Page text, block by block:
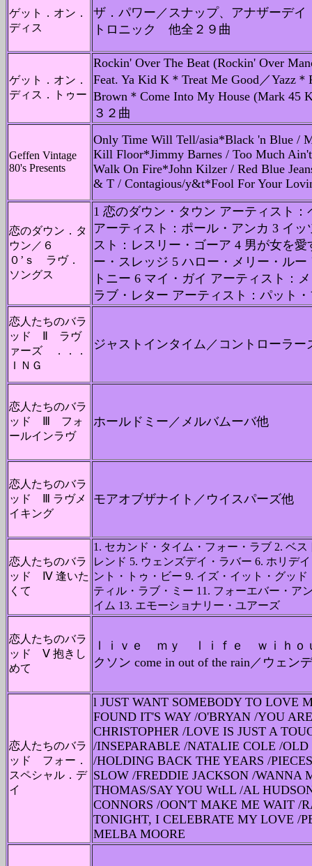
ゲット．オン．
ディス
ザ．パワー／スナップ、アナザーデ
トロニック 他全２９曲
ゲット．オン．
ディス．トゥー
Rockin' Over The Beat (Rockin' Over
Feat. Ya Kid K＊Treat Me Good／Yazz
Brown＊Come Into My House (Mark 45
３２曲
Geffen Vintage
80's Presents
Only Time Will Tell/asia*Black 'n Blue /
Kill Floor*Jimmy Barnes / Too Much
Walk On Fire*John Kilzer / Red Blue
& T / Contagious/y&t*Fool For Your
恋のダウン．タ
ウン／６
０’ｓ ラヴ．
ソングス
1 恋のダウン・タウン アーティスト
アーティスト：ポール・アンカ 3 イ
スト：レスリー・ゴーア 4 男が女を
ー・スレッジ 5 ハロー・メリー・ル
トニー 6 マイ・ガイ アーティスト：
ラブ・レター アーティスト：パット
恋人たちのバラ
ッド Ⅱ ラヴ
ァーズ ．．．
ＩＮＧ
ジャストインタイム／コントローラー
恋人たちのバラ
ッド Ⅲ フォ
ールインラヴ
ホールドミー／メルバムーバ他
恋人たちのバラ
ッド Ⅲ ラヴメ
イキング
モアオブザナイト／ウイスパーズ他
恋人たちのバラ
ッド Ⅳ 逢いた
くて
1. セカンド・タイム・フォー・ラブ 2. ベ
レンド 5. ウェンズデイ・ラバー 6. ホリデ
ント・トゥ・ビー 9. イズ・イット・グッ
ティル・ラブ・ミー 11. フォーエバー・ア
イム 13. エモーショナリー・ユアーズ
恋人たちのバラ
ッド Ⅴ 抱きし
めて
ｌｉｖｅ ｍｙ ｌｉｆｅ ｗｉｈｏ
クソン come in out of the rain／ウェ
恋人たちのバラ
ッド フォー．
スペシャル．デ
イ
l JUST WANT SOMEBODY TO LOVE
FOUND IT'S WAY /O'BRYAN /YOU
CHRISTOPHER /LOVE IS JUST A
/INSEPARABLE /NATALIE COLE /
/HOLDING BACK THE YEARS /
SLOW /FREDDIE JACKSON /WANNA
THOMAS/SAY YOU WtLL /AL
CONNORS /OON'T MAKE ME WAIT /
TONIGHT, I CELEBRATE MY LOVE /
MELBA MOORE